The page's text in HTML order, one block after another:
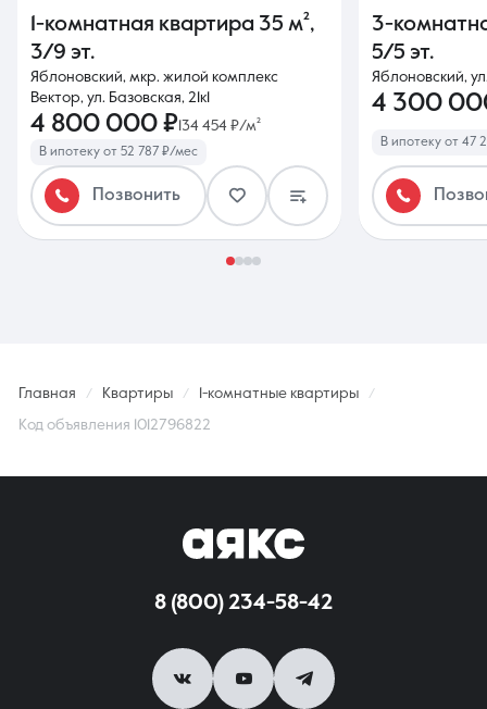
1-комнатная квартира 35 м²,
3/9 эт.
Яблоновский, мкр. жилой комплекс
Вектор, ул. Базовская, 21к1
4 800 000 ₽ 134 454 ₽/м²
В ипотеку от 52 787 ₽/мес
Позвонить
3-
5/5 эт.
Яблоновский,
4 300
В ипотеку от 47
Главная Квартиры 1-комнатные квартиры
Код объявления 1012796822
8 (800) 234-58-42